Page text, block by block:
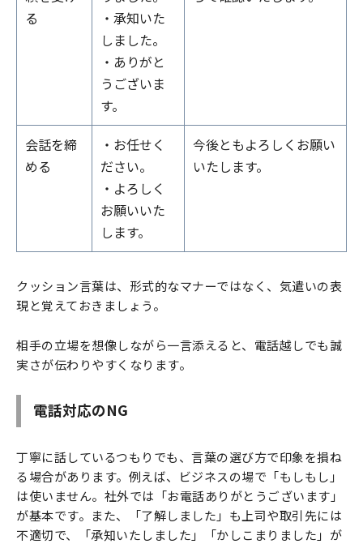
る
・承知いた
しました。
・ありがと
うございま
す。
会話を締
める
・お任せく
ださい。
・よろしく
お願いいた
します。
今後ともよろしくお願い
いたします。
クッション言葉は、形式的なマナーではなく、気遣いの表
現と覚えておきましょう。
相手の立場を想像しながら一言添えると、電話越しでも誠
実さが伝わりやすくなります。
電話対応のNG
丁寧に話しているつもりでも、言葉の選び方で印象を損ね
る場合があります。例えば、ビジネスの場で「もしもし」
は使いません。社外では「お電話ありがとうございます」
が基本です。また、「了解しました」も上司や取引先には
不適切で、「承知いたしました」「かしこまりました」が